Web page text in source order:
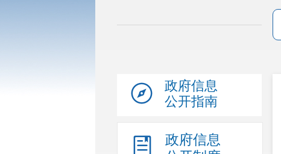
政府信息
公开指南
政府信息